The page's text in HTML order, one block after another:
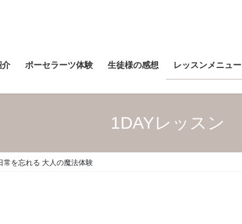
介 ポーセラーツ体験 生徒様の感想 レッスンメニュー
1DAYレッスン
常を忘れる 大人の魔法体験